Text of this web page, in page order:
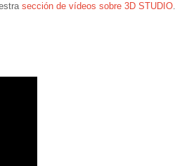
sección de vídeos sobre 3D STUDIO.